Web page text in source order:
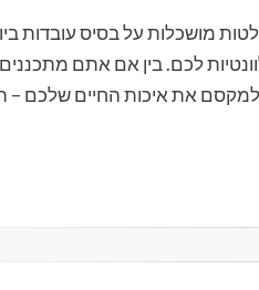
מושכלות על בסיס עובדות
לכם. בין אם אתם
את איכות החיים שלכם –